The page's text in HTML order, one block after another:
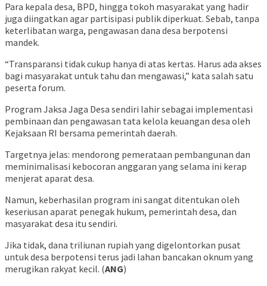
Para kepala desa, BPD, hingga tokoh masyarakat yang hadir
juga diingatkan agar partisipasi publik diperkuat. Sebab, tanpa
keterlibatan warga, pengawasan dana desa berpotensi
mandek.
“Transparansi tidak cukup hanya di atas kertas. Harus ada akses
bagi masyarakat untuk tahu dan mengawasi,” kata salah satu
peserta forum.
Program Jaksa Jaga Desa sendiri lahir sebagai implementasi
pembinaan dan pengawasan tata kelola keuangan desa oleh
Kejaksaan RI bersama pemerintah daerah.
Targetnya jelas: mendorong pemerataan pembangunan dan
meminimalisasi kebocoran anggaran yang selama ini kerap
menjerat aparat desa.
Namun, keberhasilan program ini sangat ditentukan oleh
keseriusan aparat penegak hukum, pemerintah desa, dan
masyarakat desa itu sendiri.
Jika tidak, dana triliunan rupiah yang digelontorkan pusat
untuk desa berpotensi terus jadi lahan bancakan oknum yang
merugikan rakyat kecil. (ANG)